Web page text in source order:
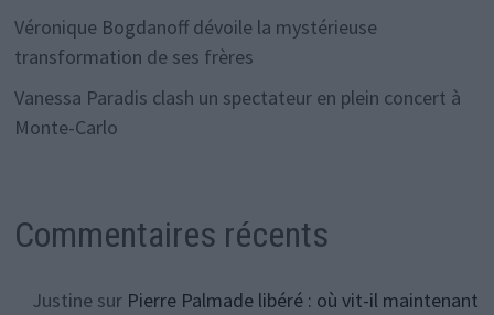
Véronique Bogdanoff dévoile la mystérieuse
transformation de ses frères
Vanessa Paradis clash un spectateur en plein concert à
Monte-Carlo
Commentaires récents
Justinesur Pierre Palmade libéré : où vit-il maintenant